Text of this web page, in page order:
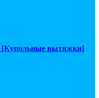
[Купольные вытяжки]